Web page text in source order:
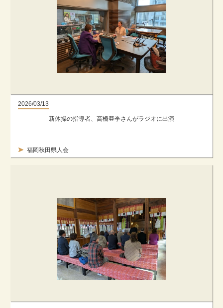
2026/03/13
福岡秋田県人会
新体操の指導者、高橋亜季さんがラジオに出演